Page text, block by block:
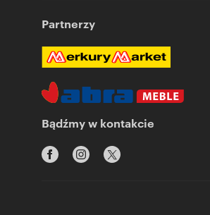
Partnerzy
Bądźmy w kontakcie